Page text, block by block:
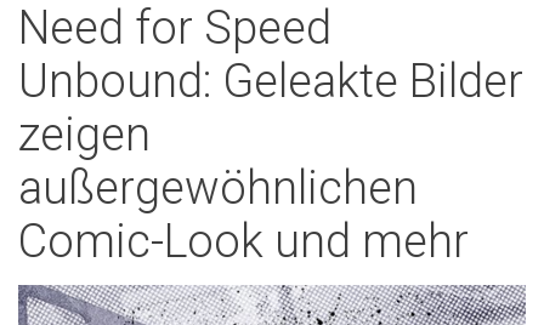
Need for Speed
Unbound: Geleakte Bilder
zeigen
außergewöhnlichen
Comic-Look und mehr